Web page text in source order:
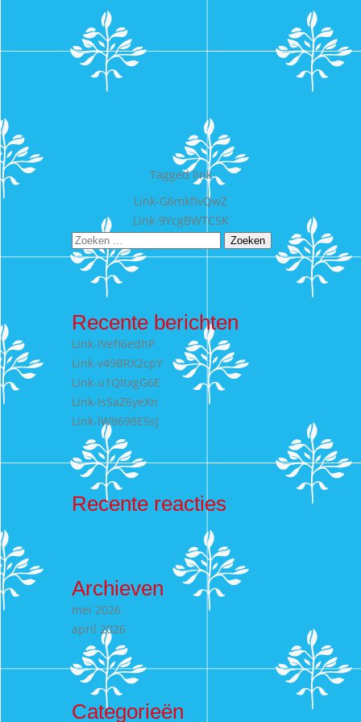
Taggedlink
Bericht
navigatie
Link-G6mkfIvQwZ
Link-9YcgBWTC5K
Zoeken
naar:
Recente berichten
Link-lVefI6edhP
Link-v49BRX2cpY
Link-u1QItxgG6E
Link-IsSaZ6yeXn
Link-lW8698E5sJ
Recente reacties
Archieven
mei 2026
april 2026
Categorieën